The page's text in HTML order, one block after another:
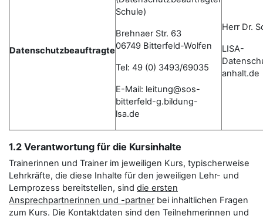
Datenschutzbeauftragte
Schule)
Brehnaer Str. 63
06749 Bitterfeld-Wolfen
Tel: 49 (0) 3493/69035
E-Mail: leitung@sos-
bitterfeld-g.bildung-
lsa.de
Herr Dr.
LISA-
anhalt.de
1.2 Verantwortung für die Kursinhalte
Trainerinnen und Trainer im jeweiligen Kurs, typischerweise
Lehrkräfte, die diese Inhalte für den jeweiligen Lehr- und
Lernprozess bereitstellen, sind die ersten
Ansprechpartnerinnen und -partnerbei inhaltlichen Fragen
zum Kurs. Die Kontaktdaten sind den Teilnehmerinnen und